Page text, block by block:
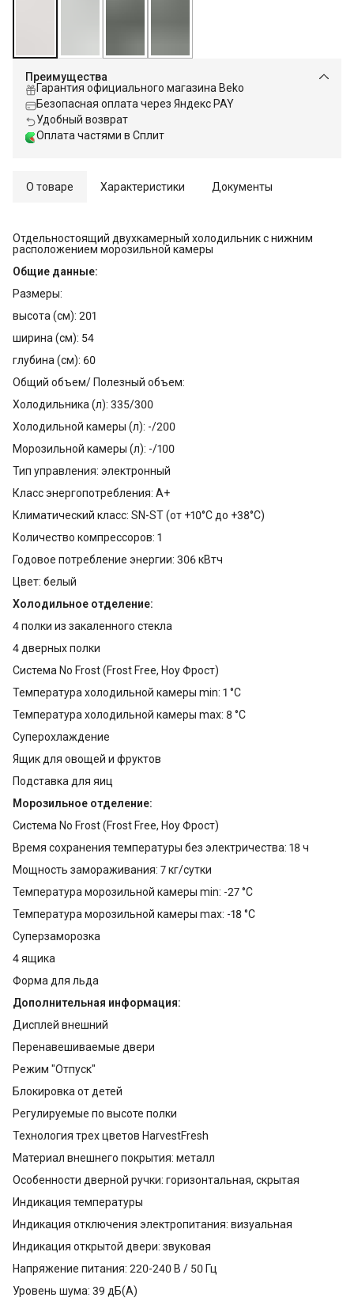
Преимущества
Гарантия официального магазина Beko
Безопасная оплата через Яндекс PAY
Удобный возврат
Оплата частями в Сплит
О товаре Характеристики Документы
Отдельностоящий двухкамерный холодильник с нижним
расположением морозильной камеры
Общие данные:
Размеры:
высота (см): 201
ширина (см): 54
глубина (см): 60
Общий объем/ Полезный объем:
Холодильника (л): 335/300
Холодильной камеры (л): -/200
Морозильной камеры (л): -/100
Тип управления: электронный
Класс энергопотребления: A+
Климатический класс: SN-ST (от +10°С до +38°С)
Количество компрессоров: 1
Годовое потребление энергии: 306 кВтч
Цвет: белый
Холодильное отделение:
4 полки из закаленного стекла
4 дверных полки
Система No Frost (Frost Free, Ноу Фрост)
Температура холодильной камеры min: 1 °С
Температура холодильной камеры max: 8 °С
Суперохлаждение
Ящик для овощей и фруктов
Подставка для яиц
Морозильное отделение:
Система No Frost (Frost Free, Ноу Фрост)
Время сохранения температуры без электричества: 18 ч
Мощность замораживания: 7 кг/сутки
Температура морозильной камеры min: -27 °С
Температура морозильной камеры max: -18 °С
Суперзаморозка
4 ящика
Форма для льда
Дополнительная информация:
Дисплей внешний
Перенавешиваемые двери
Режим "Отпуск"
Блокировка от детей
Регулируемые по высоте полки
Технология трех цветов HarvestFresh
Материал внешнего покрытия: металл
Особенности дверной ручки: горизонтальная, скрытая
Индикация температуры
Индикация отключения электропитания: визуальная
Индикация открытой двери: звуковая
Напряжение питания: 220-240 В / 50 Гц
Уровень шума: 39 дБ(А)